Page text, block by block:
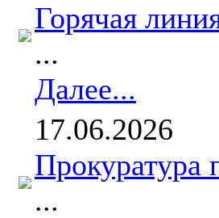
Горячая
...
Далее...
17.06.2026
Прокуратура
...